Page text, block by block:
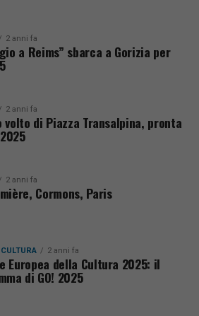
2 anni fa
a Reims” sbarca a Gorizia per
2 anni fa
volto di Piazza Transalpina, pronta
2 anni fa
Cormons, Paris
2 anni fa
Europea della Cultura 2025: il
di GO! 2025